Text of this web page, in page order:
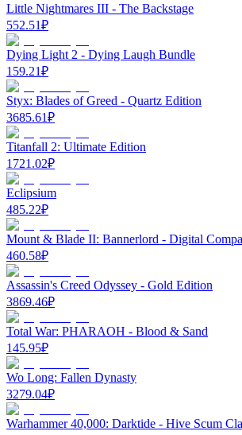
Little Nightmares III - The Backstage
552.51₽
Dying Light 2 - Dying Laugh Bundle
159.21₽
Styx: Blades of Greed - Quartz Edition
3685.61₽
Titanfall 2: Ultimate Edition
1721.02₽
Eclipsium
485.22₽
Mount & Blade II: Bannerlord - Digital
460.58₽
Assassin's Creed Odyssey - Gold Edition
3869.46₽
Total War: PHARAOH - Blood & Sand
145.95₽
Wo Long: Fallen Dynasty
3279.04₽
Warhammer 40,000: Darktide - Hive Scum